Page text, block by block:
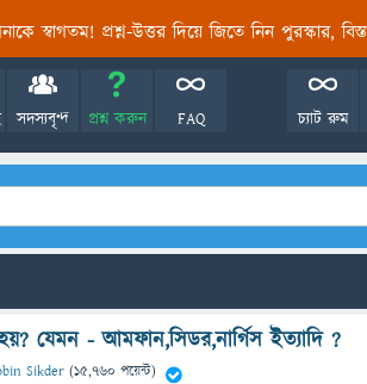
স্বাগতম! প্রশ্ন-উত্তর দিয়ে জিতে নিন পুরস্কার,
সদস্যবৃন্দ প্রশ্ন করুন FAQ চ্যাট রুম
যেমন - আমফান,সিডর,নার্গিস ইত্যাদি ?
Sikder (15,760 পয়েন্ট)